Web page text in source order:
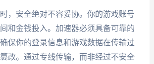
，安全绝对不容妥协。你的游戏账号
和金钱投入。加速器必须具备可靠的
保你的登录信息和游戏数据在传输过
改。通过专线传输，而非经过不安全